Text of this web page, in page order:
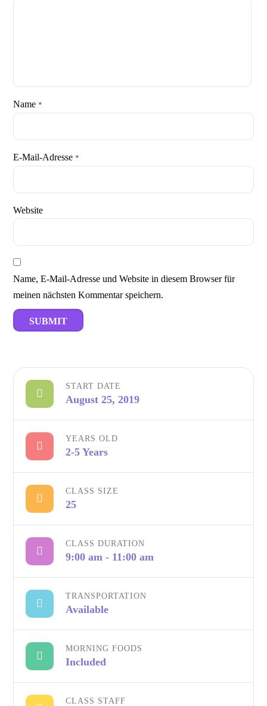
Name*
E-Mail-Adresse*
Website
Name, E-Mail-Adresse und Website in diesem Browser für
meinen nächsten Kommentar speichern.
START DATE
August 25, 2019
YEARS OLD
2-5 Years
CLASS SIZE
25
CLASS DURATION
9:00 am - 11:00 am
TRANSPORTATION
Available
MORNING FOODS
Included
CLASS STAFF